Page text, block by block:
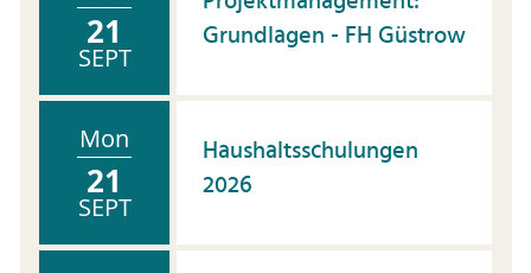
21
SEPT
Grundlagen - FH Güstrow
Mon
21
SEPT
Haushaltsschulungen
2026